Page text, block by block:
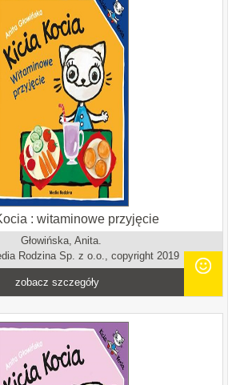
: witaminowe przyjęcie
Głowińska, Anita.
Rodzina Sp. z o.o., copyright 2019
zobacz szczegóły